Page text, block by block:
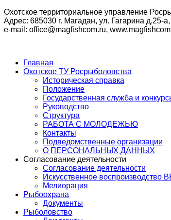
Охотское территориальное управление
Адрес: 685030 г. Магадан, ул. Гагарина д.25-
e-mail: office@magfishcom.ru,
Главная
Охотское ТУ Росрыболовства
Историческая справка
Положение
Государственная служба и
Руководство
Структура
РАБОТА С МОЛОДЕЖЬЮ
Контакты
Подведомственные организации
О ПЕРСОНАЛЬНЫХ ДАННЫХ
Согласование деятельности
Согласование деятельности
Искусственное воспроизводство
Мелиорация
Рыбоохрана
Документы
Рыболовство